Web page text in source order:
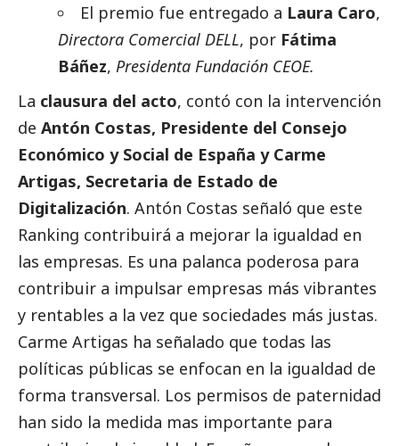
El premio fue entregado a Laura Caro,
Directora Comercial DELL, por Fátima
Báñez, Presidenta Fundación CEOE.
La clausura del acto, contó con la intervención
de Antón Costas, Presidente del Consejo
Económico y Social de España y Carme
Artigas, Secretaria de Estado de
Digitalización. Antón Costas señaló que este
Ranking contribuirá a mejorar la igualdad en
las empresas. Es una palanca poderosa para
contribuir a impulsar empresas más vibrantes
y rentables a la vez que sociedades más justas.
Carme Artigas ha señalado que todas las
políticas públicas se enfocan en la igualdad de
forma transversal. Los permisos de paternidad
han sido la medida mas importante para